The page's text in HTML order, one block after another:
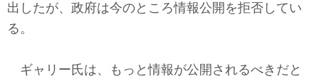
出したが、政府は今のところ情報公開を拒否してい
る。
ギャリー氏は、もっと情報が公開されるべきだと